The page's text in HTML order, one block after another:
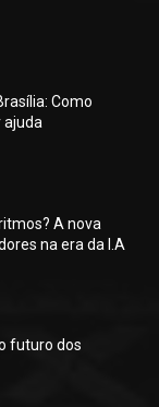
Como
ajuda
A nova
na era da I.A
futuro dos